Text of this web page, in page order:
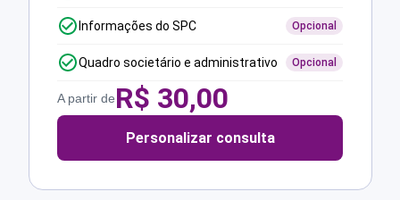
Informações do SPC Opcional
Quadro societário e administrativo Opcional
A partir deR$ 30,00
Personalizar consulta